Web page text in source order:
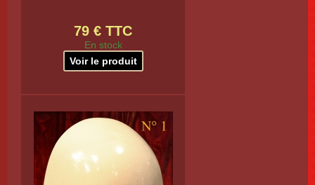
79 € TTC
En stock
Voir le produit